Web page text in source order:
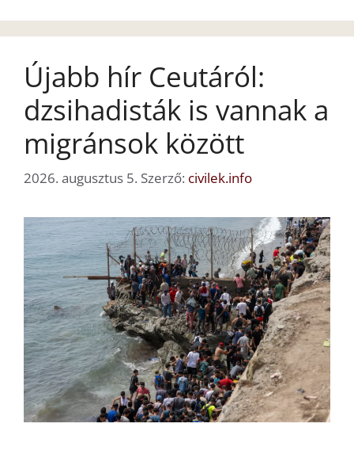
Újabb hír Ceutáról:
dzsihadisták is vannak a
migránsok között
2026. augusztus 5. Szerző: civilek.info